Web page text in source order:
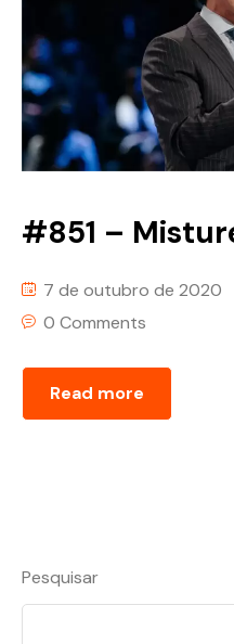
#851 –
7 de outubro de 2020
0 Comments
Read more
Pesquisar